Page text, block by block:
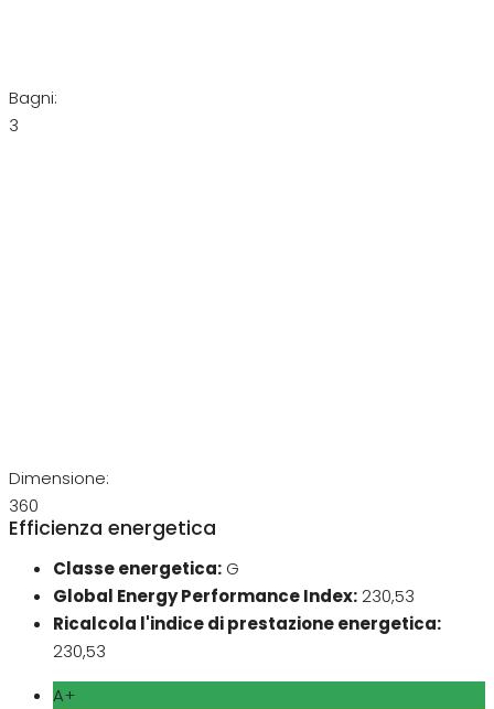
Bagni:
3
Dimensione:
360
Efficienza energetica
Classe energetica: G
Global Energy Performance Index: 230,53
Ricalcola l'indice di prestazione energetica:
230,53
A+